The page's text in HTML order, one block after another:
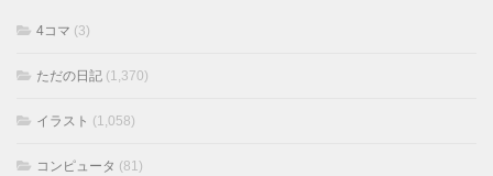
4コマ (3)
ただの日記 (1,370)
イラスト (1,058)
コンピュータ (81)